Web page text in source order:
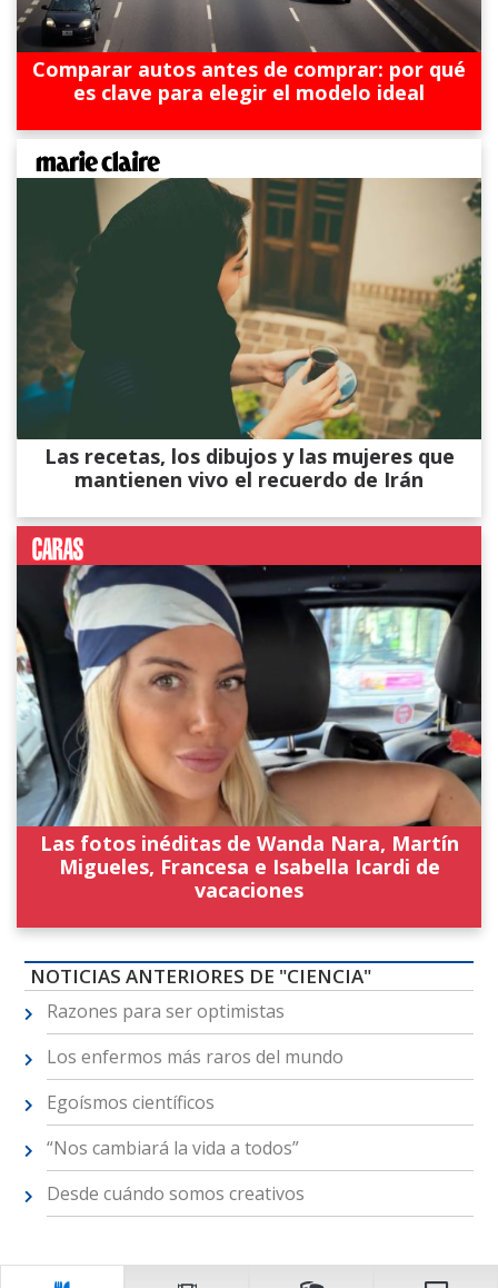
Comparar autos antes de comprar: por qué
es clave para elegir el modelo ideal
Las recetas, los dibujos y las mujeres que
mantienen vivo el recuerdo de Irán
Las fotos inéditas de Wanda Nara, Martín
Migueles, Francesa e Isabella Icardi de
vacaciones
NOTICIAS ANTERIORES DE "CIENCIA"
Razones para ser optimistas
Los enfermos más raros del mundo
Egoísmos científicos
“Nos cambiará la vida a todos”
Desde cuándo somos creativos